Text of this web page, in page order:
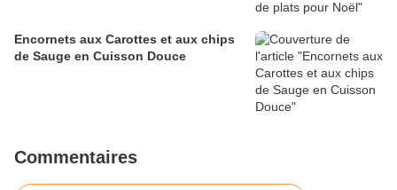
Encornets aux Carottes et aux chips
de Sauge en Cuisson Douce
Commentaires